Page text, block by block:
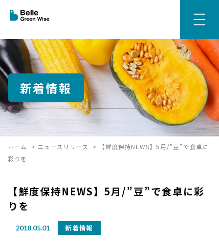
新着情報
ホーム > ニュースリリース >
【鮮度保持NEWS】5月/”豆”で食卓に
彩りを
【鮮度保持NEWS】5月/”豆”で食卓に彩
りを
2018.05.01 新着情報